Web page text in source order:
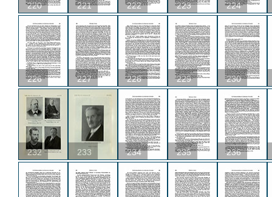
220 221 222 223 224
226 227 228 229 230
232 233 234 235 236